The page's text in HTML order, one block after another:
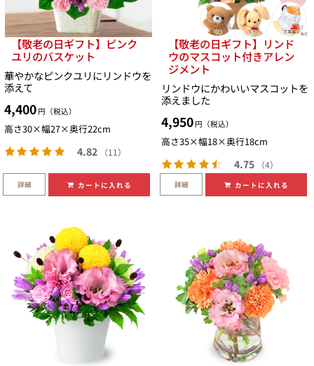
【敬老の日ギフト】ピンク
ユリのバスケット
華やかなピンクユリにリンドウを
添えて
4,400 円（税込）
高さ30×幅27×奥行22cm
4.82 （11）
詳細 カートに入れる
【敬老の日ギフト】リンド
ウのマスコット付きアレン
ジメント
リンドウにかわいいマスコットを
添えました
4,950 円（税込）
高さ35×幅18×奥行18cm
4.75 （4）
詳細 カートに入れる